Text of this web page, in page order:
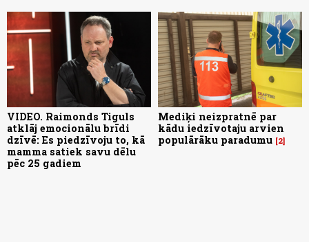
VIDEO. Raimonds Tiguls
atklāj emocionālu brīdi
dzīvē: Es piedzīvoju to, kā
mamma satiek savu dēlu
pēc 25 gadiem
Mediķi neizpratnē par
kādu iedzīvotaju arvien
populārāku paradumu 2